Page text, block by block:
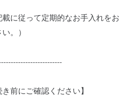
載に従って定期的なお手入れ
。）
き前にご確認ください】